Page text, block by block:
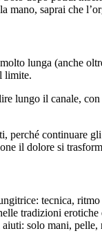
mano, saprai che
lunga (anche
limite.
lungo il canale,
perché continuare
il dolore si
tecnica,
tradizioni
solo mani, pelle,